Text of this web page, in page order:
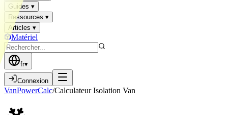
Guides ▾
Ressources ▾
Articles ▾
Matériel
fr▾
Connexion
VanPowerCalc/Calculateur Isolation Van